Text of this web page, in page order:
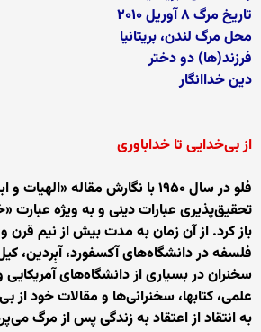
تاریخ مرگ ۸ آوریل ۲۰۱۰
محل مرگ لندن، بریتانیا
فرزند(ها) دو دختر
دین خداانگار
از بی‌خدایی تا خداباوری
فلو در سال ۱۹۵۰ با نگارش مقاله
تحقیق‌پذیری عبارات دینی و به ویژه عبارت
باز کرد. از آن زمان به مدت بیش از نیم قرن
فلسفه در دانشگاه‌های آکسفورد، آبِردین،
سخنران در بسیاری از دانشگاه‌های آمریکایی
علمی، کتابها، سخنرانی‌ها و مقالات خود از
به انتقاد از اعتقاد به زندگی پس از مرگ